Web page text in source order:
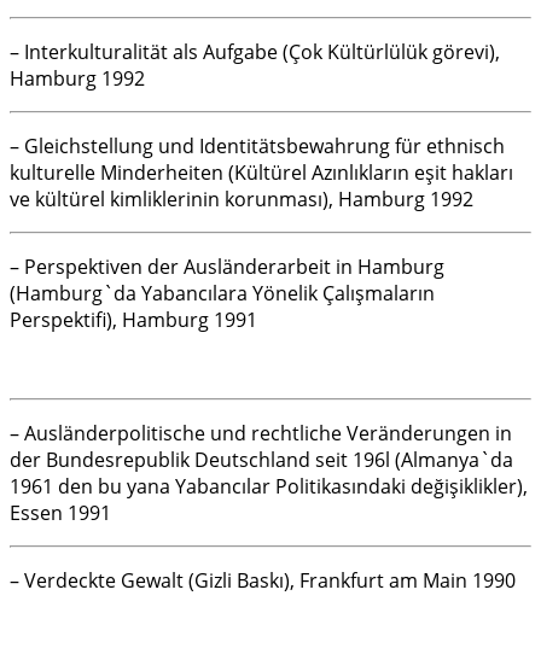
– Interkulturalität als Aufgabe (Çok Kültürlülük görevi),
Hamburg 1992
– Gleichstellung und Identitätsbewahrung für ethnisch
kulturelle Minderheiten (Kültürel Azınlıkların eşit hakları
ve kültürel kimliklerinin korunması), Hamburg 1992
– Perspektiven der Ausländerarbeit in Hamburg
(Hamburg`da Yabancılara Yönelik Çalışmaların
Perspektifi), Hamburg 1991
– Ausländerpolitische und rechtliche Veränderungen in
der Bundesrepublik Deutschland seit 196l (Almanya`da
1961 den bu yana Yabancılar Politikasındaki değişiklikler),
Essen 1991
– Verdeckte Gewalt (Gizli Baskı), Frankfurt am Main 1990